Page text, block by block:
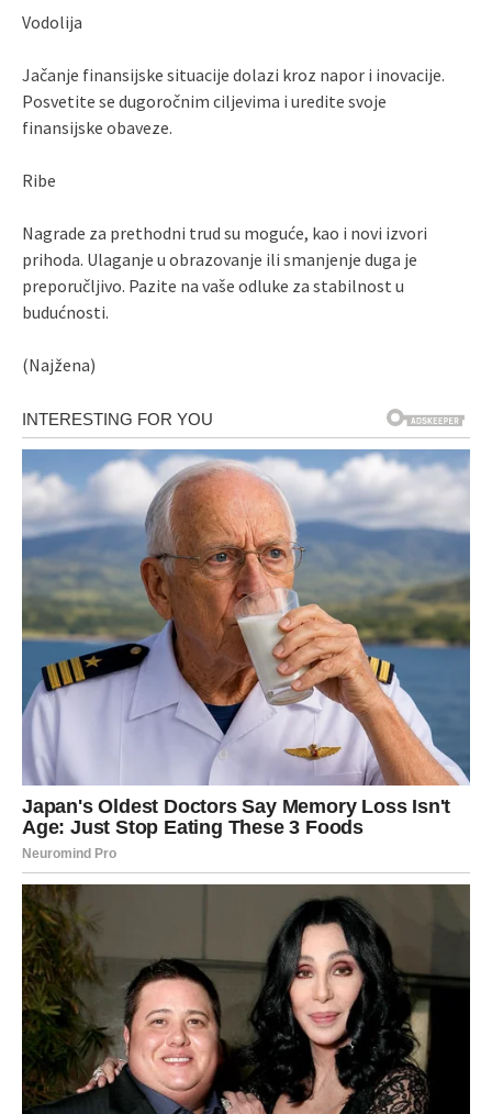
Vodolija
Jačanje finansijske situacije dolazi kroz napor i inovacije.
Posvetite se dugoročnim ciljevima i uredite svoje
finansijske obaveze.
Ribe
Nagrade za prethodni trud su moguće, kao i novi izvori
prihoda. Ulaganje u obrazovanje ili smanjenje duga je
preporučljivo. Pazite na vaše odluke za stabilnost u
budućnosti.
(Najžena)